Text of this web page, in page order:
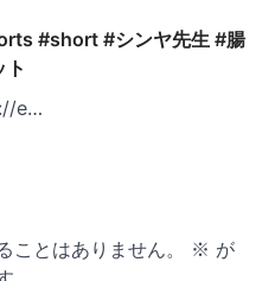
#short #シンヤ先生 #腸
e…
ことはありません。 ※ が